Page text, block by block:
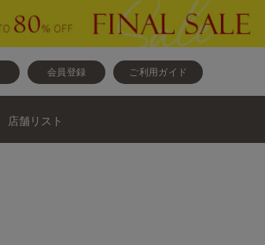
会員登録 ご利用ガイド
店舗リスト